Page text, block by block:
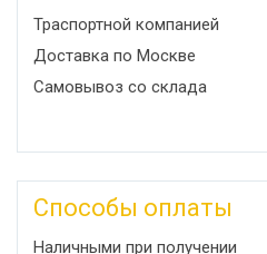
Траспортной компанией
Доставка по Москве
Самовывоз со склада
Способы оплаты
Наличными при получении